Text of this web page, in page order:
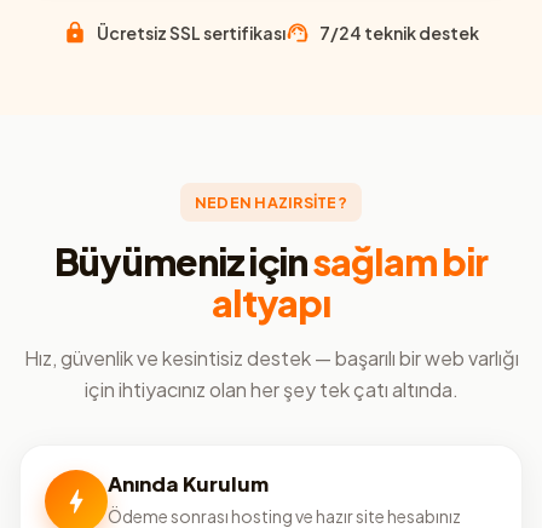
Ücretsiz SSL sertifikası 7/24 teknik destek
NEDEN HAZIRSİTE?
Büyümeniz içinsağlam bir
altyapı
Hız, güvenlik ve kesintisiz destek — başarılı bir web varlığı
için ihtiyacınız olan her şey tek çatı altında.
Anında Kurulum
Ödeme sonrası hosting ve hazır site hesabınız